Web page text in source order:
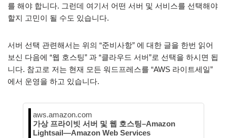
를 해야 합니다. 그런데 여기서 어떤 서버 및 서비스를 선택해야
할지 고민이 될 수도 있습니다.
서버 선택 관련해서는 위의 “준비사항” 에 대한 글을 한번 읽어
보신 다음에 “웹 호스팅” 과 “클라우드 서버”로 선택을 하시면 됩
니다. 참고로 저는 현재 모든 워드프레스를 “AWS 라이트세일”
에서 운영을 하고 있습니다.
aws.amazon.com
가상 프라이빗 서버 및 웹 호스팅–Amazon
Lightsail—Amazon Web Services